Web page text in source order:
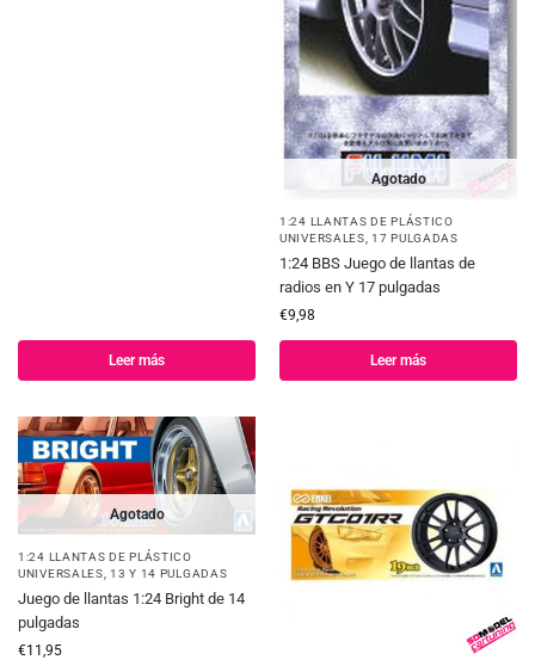
Leer más
Agotado
1:24 LLANTAS DE PLÁSTICO
UNIVERSALES
17 PULGADAS
1:24 BBS Juego de llantas de
radios en Y 17 pulgadas
€9,98
Leer más
Agotado
1:24 LLANTAS DE PLÁSTICO
UNIVERSALES, 13 Y 14 PULGADAS
Juego de llantas 1:24 Bright de 14
pulgadas
€11,95